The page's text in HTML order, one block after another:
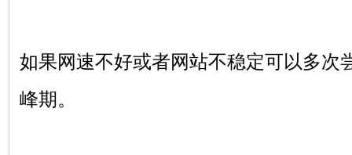
如果网速不好或者网站不稳定可以多次
峰期。